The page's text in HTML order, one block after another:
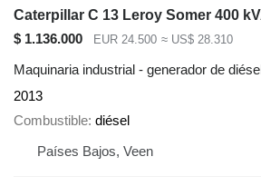
$ 1.136.000 EUR 24.500 ≈ US$ 28.310
Maquinaria industrial - generador de diésel
2013
Combustible diésel
Países Bajos, Veen